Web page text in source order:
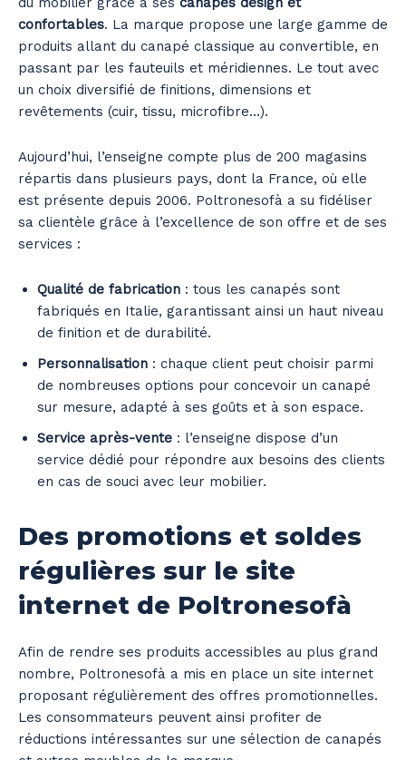
confortables. La marque propose une large gamme de
produits allant du canapé classique au convertible, en
passant par les fauteuils et méridiennes. Le tout avec
un choix diversifié de finitions, dimensions et
revêtements (cuir, tissu, microfibre…).
Aujourd’hui, l’enseigne compte plus de 200 magasins
répartis dans plusieurs pays, dont la France, où elle
est présente depuis 2006. Poltronesofà a su fidéliser
sa clientèle grâce à l’excellence de son offre et de ses
services :
Qualité de fabrication : tous les canapés sont
fabriqués en Italie, garantissant ainsi un haut niveau
de finition et de durabilité.
Personnalisation : chaque client peut choisir parmi
de nombreuses options pour concevoir un canapé
sur mesure, adapté à ses goûts et à son espace.
Service après-vente : l’enseigne dispose d’un
service dédié pour répondre aux besoins des clients
en cas de souci avec leur mobilier.
Des promotions et soldes
régulières sur le site
internet de Poltronesofà
Afin de rendre ses produits accessibles au plus grand
nombre, Poltronesofà a mis en place un site internet
proposant régulièrement des offres promotionnelles.
Les consommateurs peuvent ainsi profiter de
réductions intéressantes sur une sélection de canapés